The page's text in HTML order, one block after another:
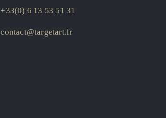
+33(0) 6 13 53 51 31
contact@targetart.fr